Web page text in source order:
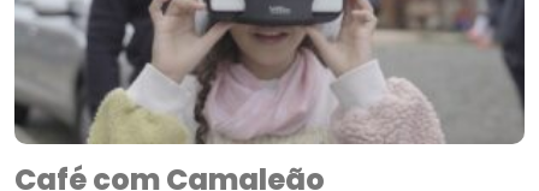
Café com Camaleão